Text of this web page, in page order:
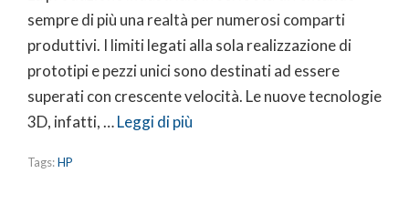
sempre di più una realtà per numerosi comparti
produttivi. I limiti legati alla sola realizzazione di
prototipi e pezzi unici sono destinati ad essere
superati con crescente velocità. Le nuove tecnologie
3D, infatti, …Leggi di più
Tags:HP